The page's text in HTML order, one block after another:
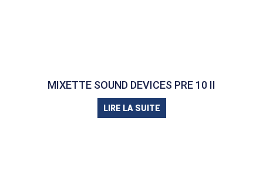
MIXETTE SOUND DEVICES PRE 10 II
LIRE LA SUITE